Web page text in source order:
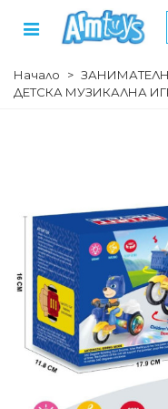
Начало >
ДЕТСКА МУЗИКАЛНА